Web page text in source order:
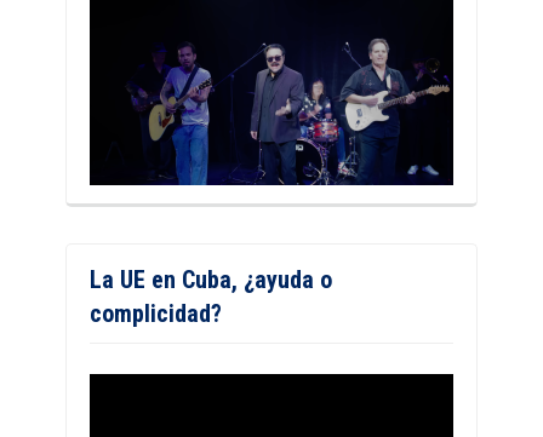
La UE en Cuba, ¿ayuda o
complicidad?